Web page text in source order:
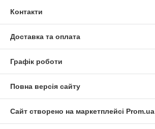
Контакти
Доставка та оплата
Графік роботи
Повна версія сайту
Сайт створено на маркетплейсі Prom.ua